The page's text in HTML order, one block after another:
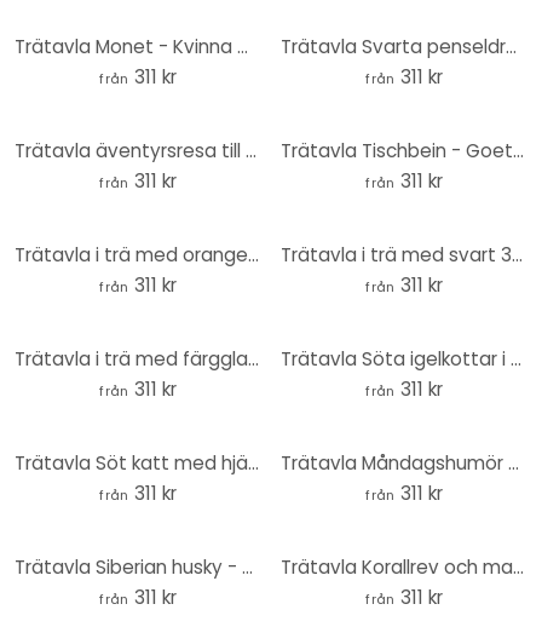
Trätavla Monet - Kvinna med parasoll - Madame Monet och hennes son - Rund
från 311 kr
Trätavla Svarta penseldrag - Imagine Yoko - Treechild - Rund
från 311 kr
Trätavla äventyrsresa till dinosaurierna - Ombre - Kikki Belle - Rund
från 311 kr
Trätavla Tischbein - Goethe i den romerska Campagna - Rund
från 311 kr
Trätavla i trä med orange och grön 3D-krona - Mielu - Rund
från 311 kr
Trätavla i trä med svart 3D-krona - Mielu - Rund
från 311 kr
Trätavla i trä med färgglad 3D-krona - Mielu - Rund
från 311 kr
Trätavla Söta igelkottar i höstskogen - Kikki Belle - Rund
från 311 kr
Trätavla Söt katt med hjärttassar - Korenkova - Rund
från 311 kr
Trätavla Måndagshumör - Hare på måndag morgon - Korenkova - Rund
från 311 kr
Trätavla Siberian husky - hundporträtt - Korenkova - Rund
från 311 kr
Trätavla Korallrev och marina djur - En resa in i det gröna - Kikki Belle - Rund
från 311 kr